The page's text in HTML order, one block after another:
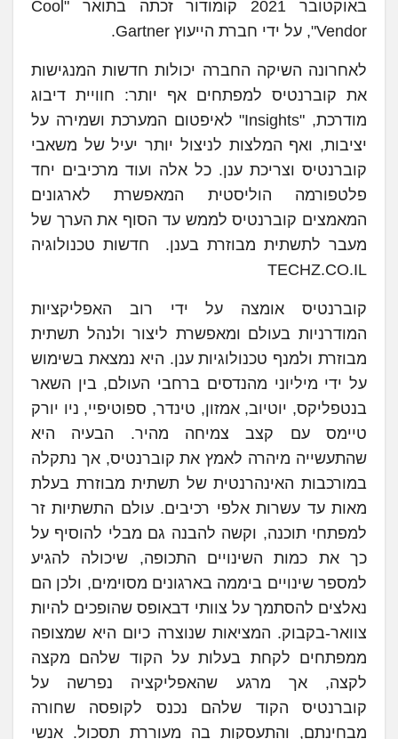
באוקטובר 2021ֿ קומודור זכתה בתואר "Cool
Vendor", על ידי חברת הייעוץ Gartner.
לאחרונה השיקה החברה יכולות חדשות המנגישות
את קוברנטיס למפתחים אף יותר: חוויית דיבוג
מודרכת, "Insights" לאיפטום המערכת ושמירה על
יציבות, ואף המלצות לניצול יותר יעיל של משאבי
קוברנטיס וצריכת ענן. כל אלה ועוד מרכיבים יחד
פלטפורמה הוליסטית המאפשרת לארגונים
המאמצים קוברנטיס לממש עד הסוף את הערך של
מעבר לתשתית מבוזרת בענן. חדשות טכנולוגיה
TECHZ.CO.IL
קוברנטיס אומצה על ידי רוב האפליקציות
המודרניות בעולם ומאפשרת ליצור ולנהל תשתית
מבוזרת ולמנף טכנולוגיות ענן. היא נמצאת בשימוש
על ידי מיליוני מהנדסים ברחבי העולם, בין השאר
בנטפליקס, יוטיוב, אמזון, טינדר, ספוטיפיי, ניו יורק
טיימס עם קצב צמיחה מהיר. הבעיה היא
שהתעשייה מיהרה לאמץ את קוברנטיס, אך נתקלה
במורכבות האינהרנטית של תשתית מבוזרת בעלת
מאות עד עשרות אלפי רכיבים. עולם התשתיות זר
למפתחי תוכנה, וקשה להבנה גם מבלי להוסיף על
כך את כמות השינויים התכופה, שיכולה להגיע
למספר שינויים ביממה בארגונים מסוימים, ולכן הם
נאלצים להסתמך על צוותי דבאופס שהופכים להיות
צוואר-בקבוק. המציאות שנוצרה כיום היא שמצופה
ממפתחים לקחת בעלות על הקוד שלהם מקצה
לקצה, אך מרגע שהאפליקציה נפרשה על
קוברנטיס הקוד שלהם נכנס לקופסה שחורה
מבחינתם, והתעסקות בה מעוררת תסכול. אנשי